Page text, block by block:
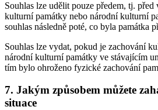
Souhlas lze udělit pouze předem, tj.
kulturní památky nebo národní kulturní
souhlas následně poté, co byla památka
Souhlas lze vydat, pokud je zachování
národní kulturní památky ve stávajícím
tím bylo ohroženo fyzické zachování
7. Jakým způsobem můžete
situace